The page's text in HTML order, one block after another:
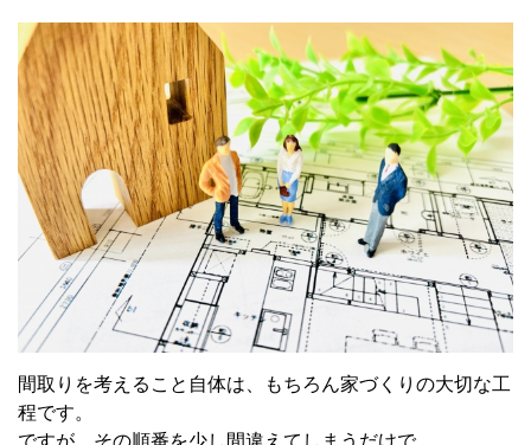
間取りを考えること自体は、もちろん家づくりの大切な工
程です。